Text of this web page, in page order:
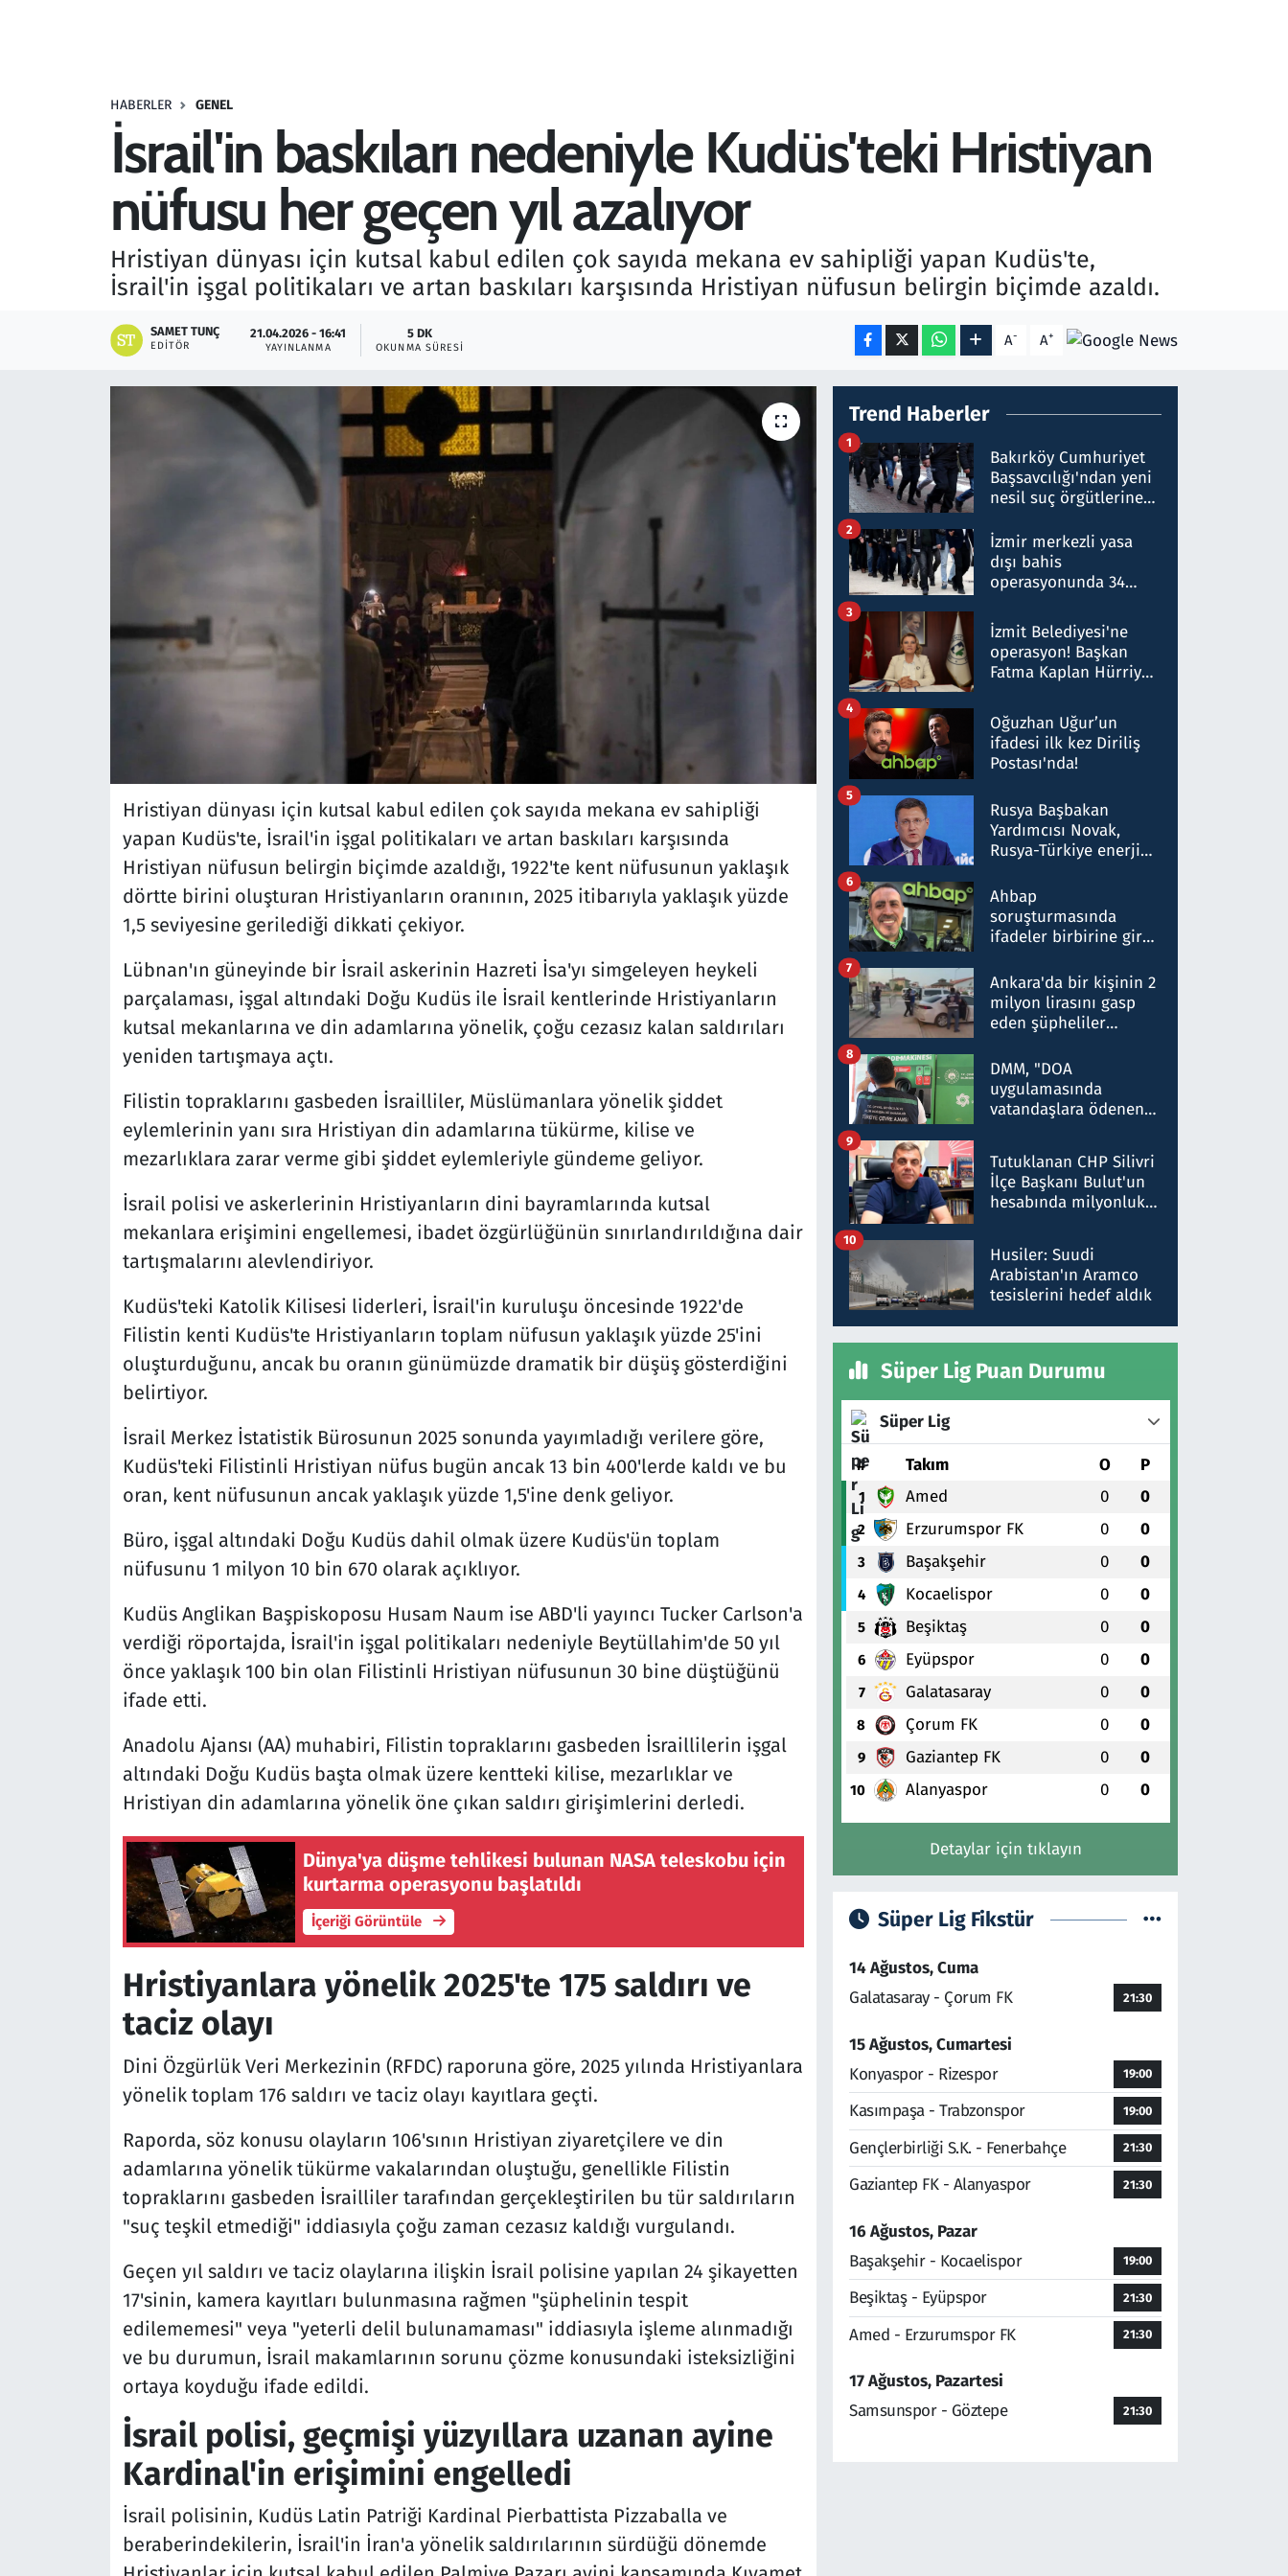
HABERLER GENEL
İsrail'in baskıları nedeniyle Kudüs'teki Hristiyan
nüfusu her geçen yıl azalıyor
Hristiyan dünyası için kutsal kabul edilen çok sayıda mekana ev sahipliği yapan Kudüs'te,
İsrail'in işgal politikaları ve artan baskıları karşısında Hristiyan nüfusun belirgin biçimde azaldı.
SAMET TUNÇ
EDITÖR
21.04.2026 - 16:41
YAYINLANMA
5 DK
OKUNMA SÜRESI A- A+
Hristiyan dünyası için kutsal kabul edilen çok sayıda mekana ev sahipliği
yapan Kudüs'te, İsrail'in işgal politikaları ve artan baskıları karşısında
Hristiyan nüfusun belirgin biçimde azaldığı, 1922'te kent nüfusunun yaklaşık
dörtte birini oluşturan Hristiyanların oranının, 2025 itibarıyla yaklaşık yüzde
1,5 seviyesine gerilediği dikkati çekiyor.
Lübnan'ın güneyinde bir İsrail askerinin Hazreti İsa'yı simgeleyen heykeli
parçalaması, işgal altındaki Doğu Kudüs ile İsrail kentlerinde Hristiyanların
kutsal mekanlarına ve din adamlarına yönelik, çoğu cezasız kalan saldırıları
yeniden tartışmaya açtı.
Filistin topraklarını gasbeden İsrailliler, Müslümanlara yönelik şiddet
eylemlerinin yanı sıra Hristiyan din adamlarına tükürme, kilise ve
mezarlıklara zarar verme gibi şiddet eylemleriyle gündeme geliyor.
İsrail polisi ve askerlerinin Hristiyanların dini bayramlarında kutsal
mekanlara erişimini engellemesi, ibadet özgürlüğünün sınırlandırıldığına dair
tartışmalarını alevlendiriyor.
Kudüs'teki Katolik Kilisesi liderleri, İsrail'in kuruluşu öncesinde 1922'de
Filistin kenti Kudüs'te Hristiyanların toplam nüfusun yaklaşık yüzde 25'ini
oluşturduğunu, ancak bu oranın günümüzde dramatik bir düşüş gösterdiğini
belirtiyor.
İsrail Merkez İstatistik Bürosunun 2025 sonunda yayımladığı verilere göre,
Kudüs'teki Filistinli Hristiyan nüfus bugün ancak 13 bin 400'lerde kaldı ve bu
oran, kent nüfusunun ancak yaklaşık yüzde 1,5'ine denk geliyor.
Büro, işgal altındaki Doğu Kudüs dahil olmak üzere Kudüs'ün toplam
nüfusunu 1 milyon 10 bin 670 olarak açıklıyor.
Kudüs Anglikan Başpiskoposu Husam Naum ise ABD'li yayıncı Tucker Carlson'a
verdiği röportajda, İsrail'in işgal politikaları nedeniyle Beytüllahim'de 50 yıl
önce yaklaşık 100 bin olan Filistinli Hristiyan nüfusunun 30 bine düştüğünü
ifade etti.
Anadolu Ajansı (AA) muhabiri, Filistin topraklarını gasbeden İsraillilerin işgal
altındaki Doğu Kudüs başta olmak üzere kentteki kilise, mezarlıklar ve
Hristiyan din adamlarına yönelik öne çıkan saldırı girişimlerini derledi.
Dünya'ya düşme tehlikesi bulunan NASA teleskobu için
kurtarma operasyonu başlatıldı
İçeriği Görüntüle
Hristiyanlara yönelik 2025'te 175 saldırı ve
taciz olayı
Dini Özgürlük Veri Merkezinin (RFDC) raporuna göre, 2025 yılında Hristiyanlara
yönelik toplam 176 saldırı ve taciz olayı kayıtlara geçti.
Raporda, söz konusu olayların 106'sının Hristiyan ziyaretçilere ve din
adamlarına yönelik tükürme vakalarından oluştuğu, genellikle Filistin
topraklarını gasbeden İsrailliler tarafından gerçekleştirilen bu tür saldırıların
"suç teşkil etmediği" iddiasıyla çoğu zaman cezasız kaldığı vurgulandı.
Geçen yıl saldırı ve taciz olaylarına ilişkin İsrail polisine yapılan 24 şikayetten
17'sinin, kamera kayıtları bulunmasına rağmen "şüphelinin tespit
edilememesi" veya "yeterli delil bulunamaması" iddiasıyla işleme alınmadığı
ve bu durumun, İsrail makamlarının sorunu çözme konusundaki isteksizliğini
ortaya koyduğu ifade edildi.
İsrail polisi, geçmişi yüzyıllara uzanan ayine
Kardinal'in erişimini engelledi
İsrail polisinin, Kudüs Latin Patriği Kardinal Pierbattista Pizzaballa ve
beraberindekilerin, İsrail'in İran'a yönelik saldırılarının sürdüğü dönemde
Trend Haberler
Bakırköy Cumhuriyet
Başsavcılığı'ndan yeni
nesil suç örgütlerine
hakkında gözaltı kararı
1
İzmir merkezli yasa
dışı bahis
operasyonunda 34
Milyar liralık para
trafiği tespit edildi
2
İzmit Belediyesi'ne
operasyon! Başkan
Fatma Kaplan Hürriyet
3
Oğuzhan Uğur’un
ifadesi ilk kez Diriliş
Postası'nda!
4
Rusya Başbakan
Yardımcısı Novak,
Rusya-Türkiye enerji
nitelikte olduğunu
belirtti
5
Ahbap
soruşturmasında
ifadeler birbirine girdi:
ifadelerinden ortaya
çıkan tablo şok etti
6
Ankara'da bir kişinin 2
milyon lirasını gasp
eden şüpheliler
7
DMM, "DOA
uygulamasında
vatandaşlara ödenen
düşürüldüğü" iddiasını
yalanladı
8
Tutuklanan CHP Silivri
İlçe Başkanı Bulut'un
hesabında milyonluk
talimat verdi, ben
gönderdim
9
Husiler: Suudi
Arabistan'ın Aramco
tesislerini hedef aldık
10
Süper Lig Puan Durumu
Süper Lig
# Takım O P
1 Amed 0 0
2 Erzurumspor FK 0 0
3 Başakşehir 0 0
4 Kocaelispor 0 0
5 Beşiktaş 0 0
6 Eyüpspor 0 0
7 Galatasaray 0 0
8 Çorum FK 0 0
9 Gaziantep FK 0 0
10 Alanyaspor 0 0
Detaylar için tıklayın
Süper Lig Fikstür
14 Ağustos, Cuma
Galatasaray - Çorum FK
21:30
15 Ağustos, Cumartesi
Konyaspor - Rizespor
19:00
Kasımpaşa - Trabzonspor 19:00
Gençlerbirliği S.K. - Fenerbahçe 21:30
Gaziantep FK - Alanyaspor 21:30
16 Ağustos, Pazar
Başakşehir - Kocaelispor
19:00
Beşiktaş - Eyüpspor 21:30
Amed - Erzurumspor FK 21:30
17 Ağustos, Pazartesi
Samsunspor - Göztepe
21:30
Savunma Sanayi
Teknoloji ve Bilim
Televizyon